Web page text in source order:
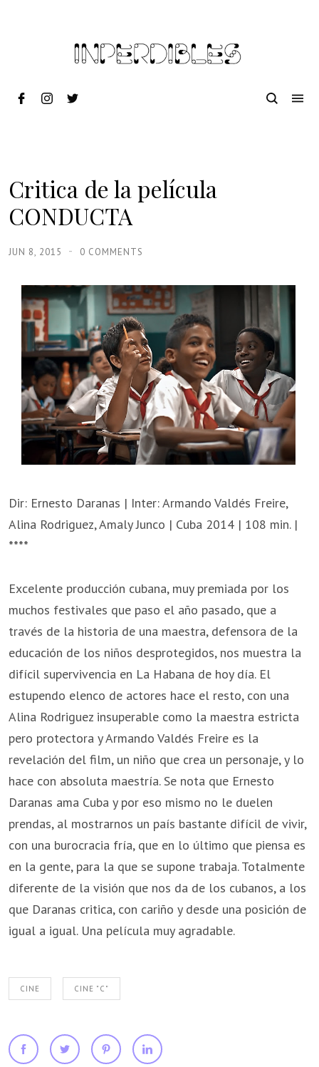
Critica de la película
CONDUCTA
JUN 8, 2015 0 COMMENTS
Dir: Ernesto Daranas | Inter: Armando Valdés Freire,
Alina Rodriguez, Amaly Junco | Cuba 2014 | 108 min. |
****
Excelente producción cubana, muy premiada por los
muchos festivales que paso el año pasado, que a
través de la historia de una maestra, defensora de la
educación de los niños desprotegidos, nos muestra la
difícil supervivencia en La Habana de hoy día. El
estupendo elenco de actores hace el resto, con una
Alina Rodriguez insuperable como la maestra estricta
pero protectora y Armando Valdés Freire es la
revelación del film, un niño que crea un personaje, y lo
hace con absoluta maestría. Se nota que Ernesto
Daranas ama Cuba y por eso mismo no le duelen
prendas, al mostrarnos un país bastante difícil de vivir,
con una burocracia fría, que en lo último que piensa es
en la gente, para la que se supone trabaja. Totalmente
diferente de la visión que nos da de los cubanos, a los
que Daranas critica, con cariño y desde una posición de
igual a igual. Una película muy agradable.
CINE CINE "C"